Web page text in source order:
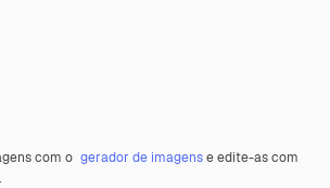
com o gerador de imagense edite-as com
.